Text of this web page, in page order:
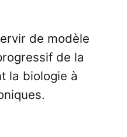
de modèle
de la
la biologie à